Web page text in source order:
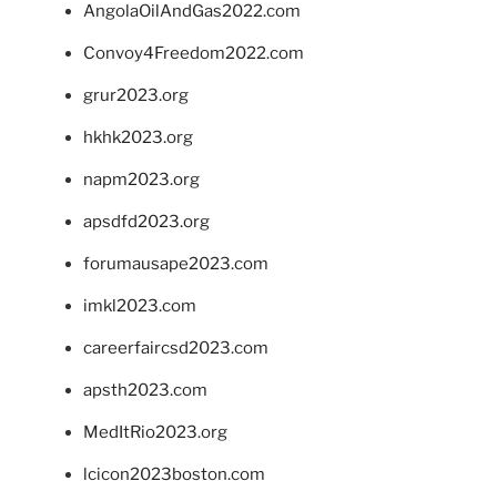
AngolaOilAndGas2022.com
Convoy4Freedom2022.com
grur2023.org
hkhk2023.org
napm2023.org
apsdfd2023.org
forumausape2023.com
imkl2023.com
careerfaircsd2023.com
apsth2023.com
MedItRio2023.org
lcicon2023boston.com